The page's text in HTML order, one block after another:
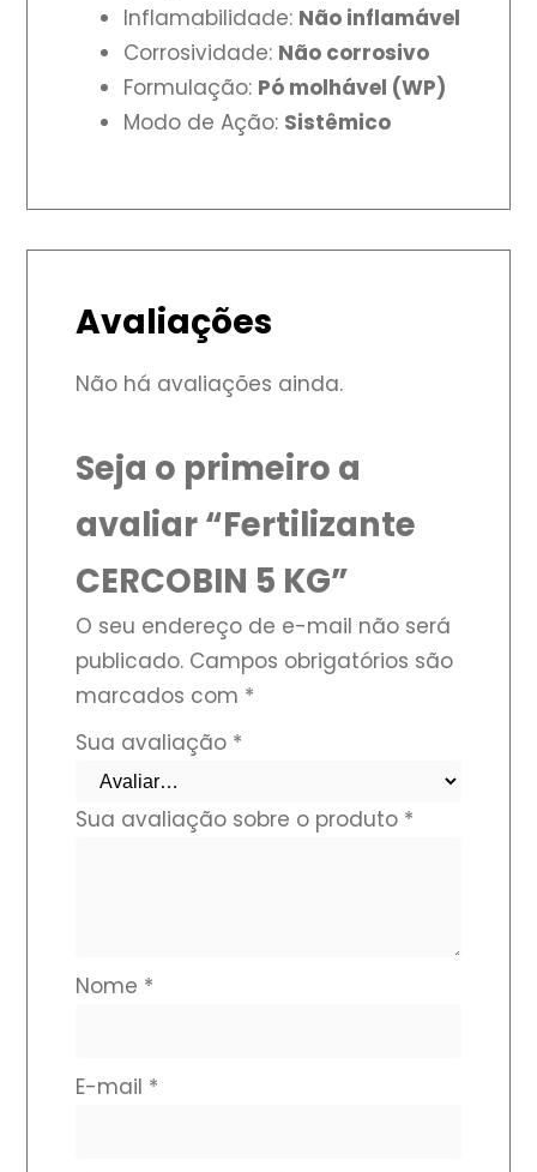
Inflamabilidade: Não inflamável
Corrosividade: Não corrosivo
Formulação: Pó molhável (WP)
Modo de Ação: Sistêmico
Avaliações
Não há avaliações ainda.
Seja o primeiro a
avaliar “Fertilizante
CERCOBIN 5 KG”
O seu endereço de e-mail não será
publicado. Campos obrigatórios são
marcados com *
Sua avaliação *
Sua avaliação sobre o produto *
Nome *
E-mail *